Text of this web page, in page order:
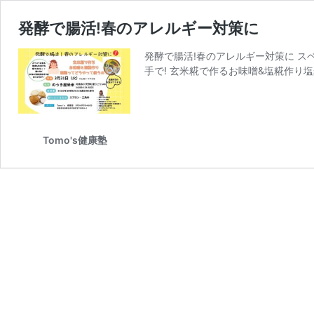
発酵で腸活!春のアレルギー対策に
発酵で腸活!春のアレルギー対策に ス
手で! 玄米糀で作るお味噌&塩糀作り
Tomo's健康塾